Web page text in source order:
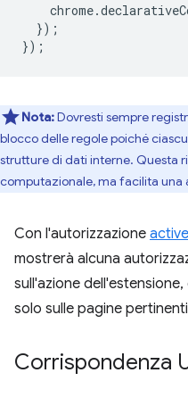
chrome.
});
});
Nota:Dovresti sempre
blocco delle regole poiché
strutture di dati interne. Questa
computazionale, ma facilita
Con l'autorizzazione
mostrerà alcuna
sull'azione
solo sulle pagine
Corrispondenza